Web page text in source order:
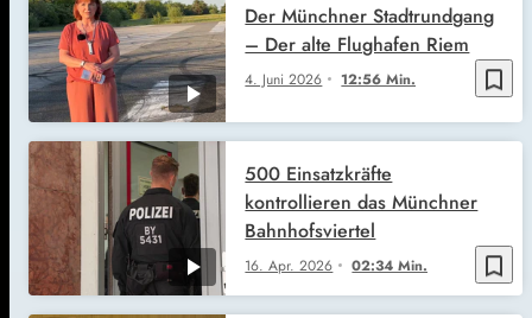
bookmark_border
4. Juni 2026 12:56 Min.
Der Münchner Stadtrundgang
– Der alte Flughafen Riem
bookmark_border
16. Apr. 2026 02:34 Min.
500 Einsatzkräfte
kontrollieren das Münchner
Bahnhofsviertel